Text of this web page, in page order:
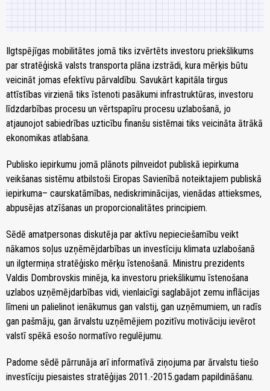
Ilgtspējīgas mobilitātes jomā tiks izvērtēts investoru priekšlikums
par stratēģiskā valsts transporta plāna izstrādi, kura mērķis būtu
veicināt jomas efektīvu pārvaldību. Savukārt kapitāla tirgus
attīstības virzienā tiks īstenoti pasākumi infrastruktūras, investoru
līdzdarbības procesu un vērtspapīru procesu uzlabošanā, jo
atjaunojot sabiedrības uzticību finanšu sistēmai tiks veicināta ātrākā
ekonomikas atlabšana.
Publisko iepirkumu jomā plānots pilnveidot publiskā iepirkuma
veikšanas sistēmu atbilstoši Eiropas Savienībā noteiktajiem publiskā
iepirkuma– caurskatāmības, nediskriminācijas, vienādas attieksmes,
abpusējas atzīšanas un proporcionalitātes principiem.
Sēdē amatpersonas diskutēja par aktīvu nepieciešamību veikt
nākamos soļus uzņēmējdarbības un investīciju klimata uzlabošanā
un ilgtermiņa stratēģisko mērķu īstenošanā. Ministru prezidents
Valdis Dombrovskis minēja, ka investoru priekšlikumu īstenošana
uzlabos uzņēmējdarbības vidi, vienlaicīgi saglabājot zemu inflācijas
līmeni un palielinot ienākumus gan valstij, gan uzņēmumiem, un radīs
gan pašmāju, gan ārvalstu uzņēmējiem pozitīvu motivāciju ievērot
valstī spēkā esošo normatīvo regulējumu.
Padome sēdē pārrunāja arī informatīvā ziņojuma par ārvalstu tiešo
investīciju piesaistes stratēģijas 2011.-2015.gadam papildināšanu.